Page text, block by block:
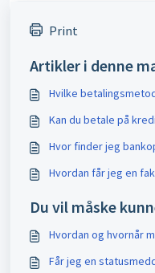
Print
Artikler i denne
Hvilke
Kan du betale på
Hvor finder jeg
Hvordan får jeg en
Du vil måske
Hvordan og hvornår
Får jeg en